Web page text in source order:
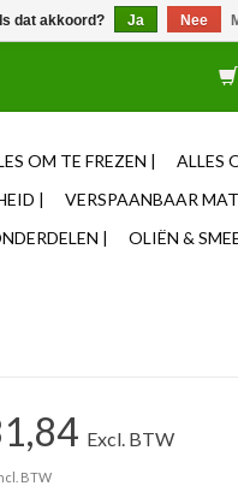
OM TE FREZEN | ALLES
| VERSPAANBAAR
| OLIËN &
Excl. BTW
BTW
dat akkoord? Ja Nee
✓ Eigen adviseurs